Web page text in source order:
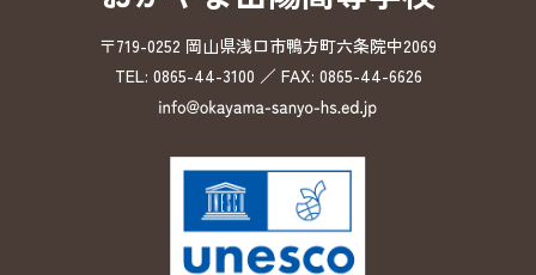
〒719-0252 岡山県浅口市鴨方町六条院中2069
TEL: 0865-44-3100 ／ FAX: 0865-44-6626